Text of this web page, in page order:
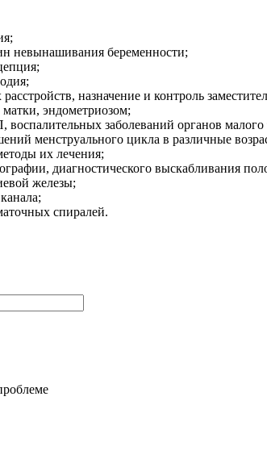
невынашивания беременности;
назначение и контроль
эндометриозом;
заболеваний органов
менструального цикла в различные
их лечения;
диагностического выскабливания
железы;
спиралей.